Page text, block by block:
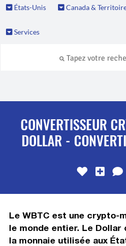
États-Unis Canada &
Services
CONVERTISSEUR
DOLLAR -
Le WBTC est une crypto-
le monde entier. Le Dollar
la monnaie utilisée aux